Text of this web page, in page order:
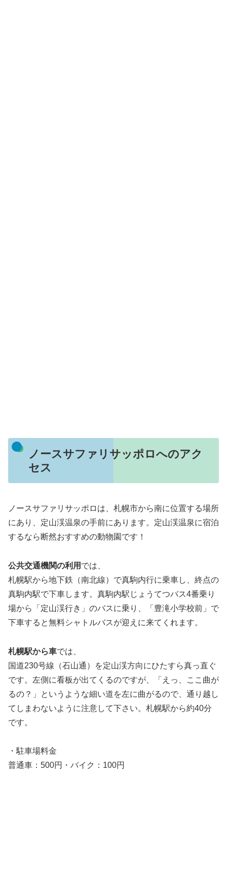
ノースサファリサッポロへのアク
セス
ノースサファリサッポロは、札幌市から南に位置する場所
にあり、定山渓温泉の手前にあります。定山渓温泉に宿泊
するなら断然おすすめの動物園です！
公共交通機関の利用 では、
札幌駅から地下鉄（南北線）で真駒内行に乗車し、終点の
真駒内駅で下車します。真駒内駅じょうてつバス4番乗り
場から「定山渓行き」のバスに乗り、「豊滝小学校前」で
下車すると無料シャトルバスが迎えに来てくれます。
札幌駅から車では、
国道230号線（石山通）を定山渓方向にひたすら真っ直ぐ
です。左側に看板が出てくるのですが、「えっ、ここ曲が
るの？」というような細い道を左に曲がるので、通り越し
てしまわないように注意して下さい。札幌駅から約40分
です。
・駐車場料金
普通車：500円・バイク：100円